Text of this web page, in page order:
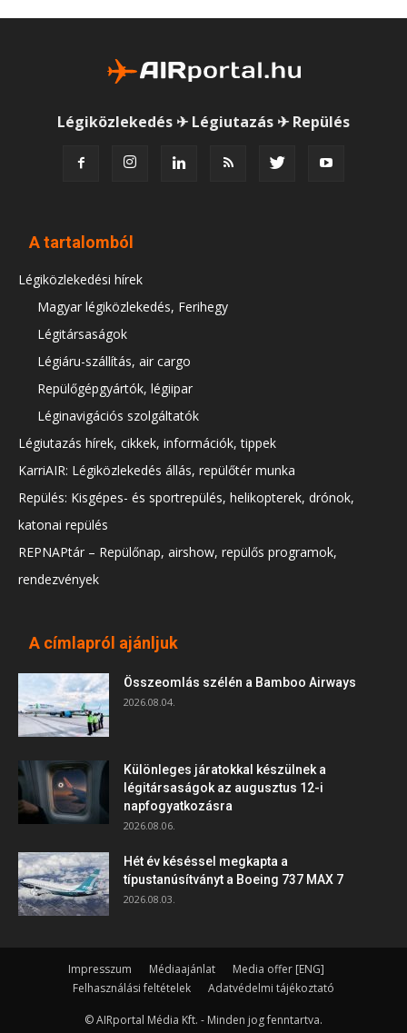
Légiközlekedés ✈ Légiutazás ✈ Repülés
A tartalomból
Légiközlekedési hírek
Magyar légiközlekedés, Ferihegy
Légitársaságok
Légiáru-szállítás, air cargo
Repülőgépgyártók, légiipar
Léginavigációs szolgáltatók
Légiutazás hírek, cikkek, információk, tippek
KarriAIR: Légiközlekedés állás, repülőtér munka
Repülés: Kisgépes- és sportrepülés, helikopterek, drónok,
katonai repülés
REPNAPtár – Repülőnap, airshow, repülős programok,
rendezvények
A címlapról ajánljuk
Összeomlás szélén a Bamboo Airways
2026.08.04.
Különleges járatokkal készülnek a
légitársaságok az augusztus 12-i
napfogyatkozásra
2026.08.06.
Hét év késéssel megkapta a
típustanúsítványt a Boeing 737 MAX 7
2026.08.03.
Impresszum Médiaajánlat
Media offer [ENG]
Felhasználási feltételek
Adatvédelmi tájékoztató
© AIRportal Média Kft. - Minden jog fenntartva.